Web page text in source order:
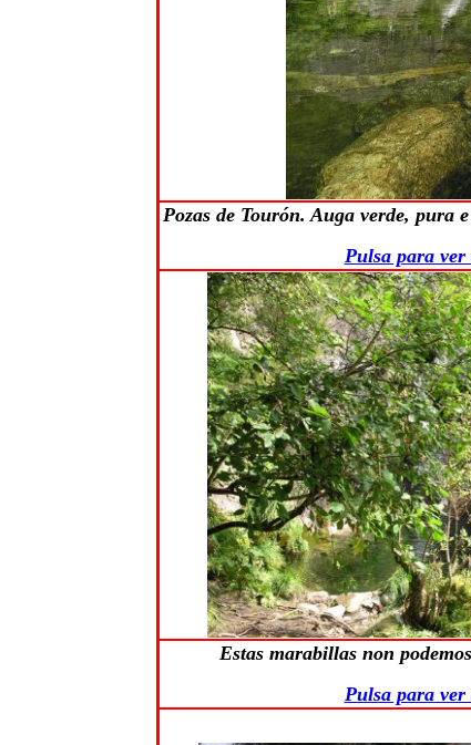
Pozas de Tourón. Auga verde, pura
Pulsa para ver
Estas marabillas non
Pulsa para ver